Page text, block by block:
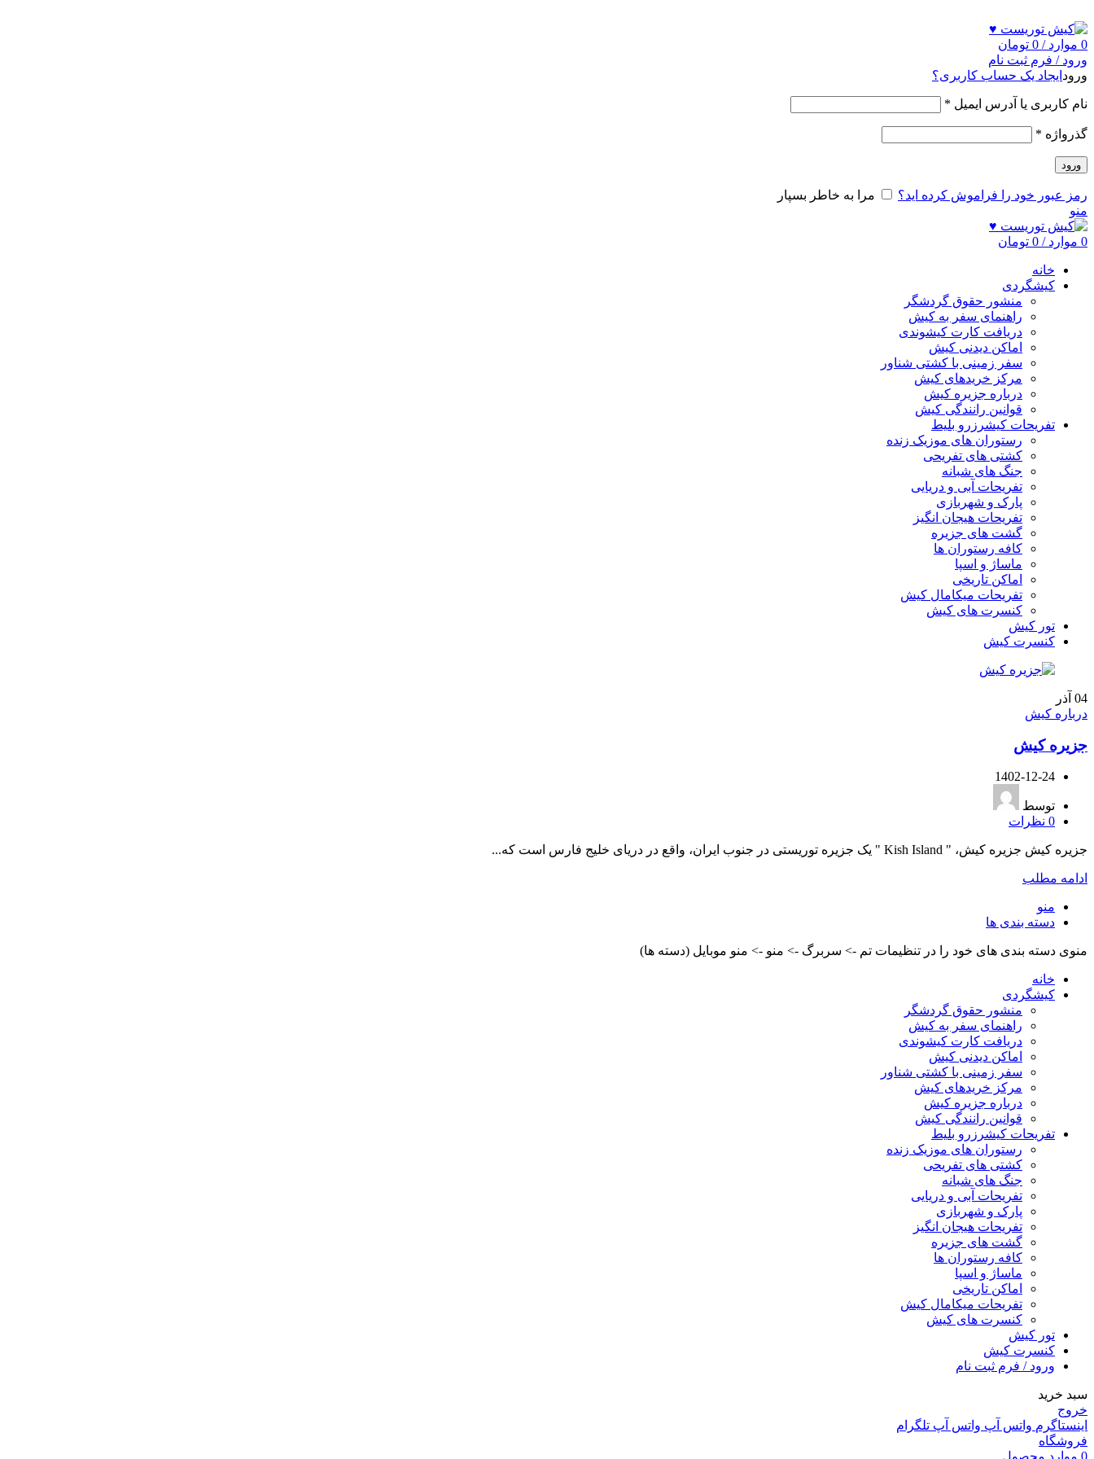
0 موارد /
0 تومان
ورود / فرم ثبت نام
ورود ایجاد یک حساب کاربری؟
نام کاربری یا آدرس ایمیل *
گذرواژه *
ورود
رمز عبور خود را فراموش کرده اید؟
مرا به خاطر بسپار
منو
0 موارد /
0 تومان
خانه
کیشگردی
منشور حقوق گردشگر
راهنمای سفر به کیش
دریافت کارت کیشوندی
اماکن دیدنی کیش
سفر زمینی با کشتی شناور
مرکز خریدهای کیش
درباره جزیره کیش
قوانین رانندگی کیش
تفریحات کیشرزرو بلیط
رستوران های موزیک زنده
کشتی های تفریحی
جنگ های شبانه
تفریحات آبی و دریایی
پارک و شهربازی
تفریحات هیجان انگیز
گشت های جزیره
کافه رستوران ها
ماساژ و اسپا
اماکن تاریخی
تفریحات میکامال کیش
کنسرت های کیش
تور کیش
کنسرت کیش
04 آذر
درباره کیش
جزیره کیش
1402-12-24
توسط
0 نظرات
جزیره کیش جزیره کیش، " Kish Island " یک جزیره توریستی در جنوب ایران، واقع در دریای خلیج فارس است که...
ادامه مطلب
منو
دسته بندی ها
منوی دسته بندی های خود را در تنظیمات تم -> سربرگ -> منو -> منو موبایل (دسته ها)
خانه
کیشگردی
منشور حقوق گردشگر
راهنمای سفر به کیش
دریافت کارت کیشوندی
اماکن دیدنی کیش
سفر زمینی با کشتی شناور
مرکز خریدهای کیش
درباره جزیره کیش
قوانین رانندگی کیش
تفریحات کیشرزرو بلیط
رستوران های موزیک زنده
کشتی های تفریحی
جنگ های شبانه
تفریحات آبی و دریایی
پارک و شهربازی
تفریحات هیجان انگیز
گشت های جزیره
کافه رستوران ها
ماساژ و اسپا
اماکن تاریخی
تفریحات میکامال کیش
کنسرت های کیش
تور کیش
کنسرت کیش
ورود / فرم ثبت نام
سبد خرید
خروج
اینستاگرم واتس آپ واتس آپ تلگرام
فروشگاه